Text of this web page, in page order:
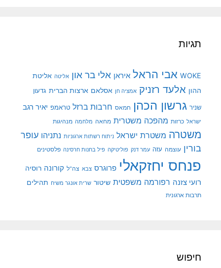
תגיות
WOKE אבי הראל איראן אלי בר און אליטה אליטת
ההון אלעד רזניק אמציה חן אסלאם ארצות הברית גדעון
שניר גרשון הכהן חמאס חרבות ברזל טראמפ יאיר רגב
ישראל כרזות מהפכה משטרית מחאה מלחמה מנהיגות
משטרה משטרת ישראל ניתוח רשתות ארגוניות נתניהו עופר
בורין עוצמה עזה עמר דנק פוליטיקה פיל בחנות חרסינה פלסטינים
פנחס יחזקאלי פרוגרס צבא צה"ל קורונה רוסיה
רועי צזנה רפורמה משפטית שיטור שרית אונגר משיח תהילים
תרבות ארגונית
חיפוש